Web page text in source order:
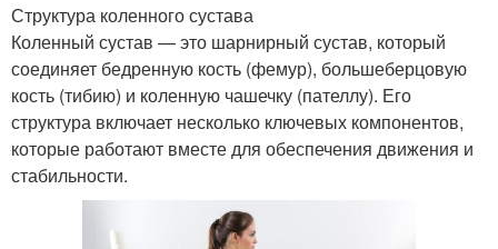
Структура коленного сустава
Коленный сустав — это шарнирный сустав, который
соединяет бедренную кость (фемур), большеберцовую
кость (тибию) и коленную чашечку (пателлу). Его
структура включает несколько ключевых компонентов,
которые работают вместе для обеспечения движения и
стабильности.